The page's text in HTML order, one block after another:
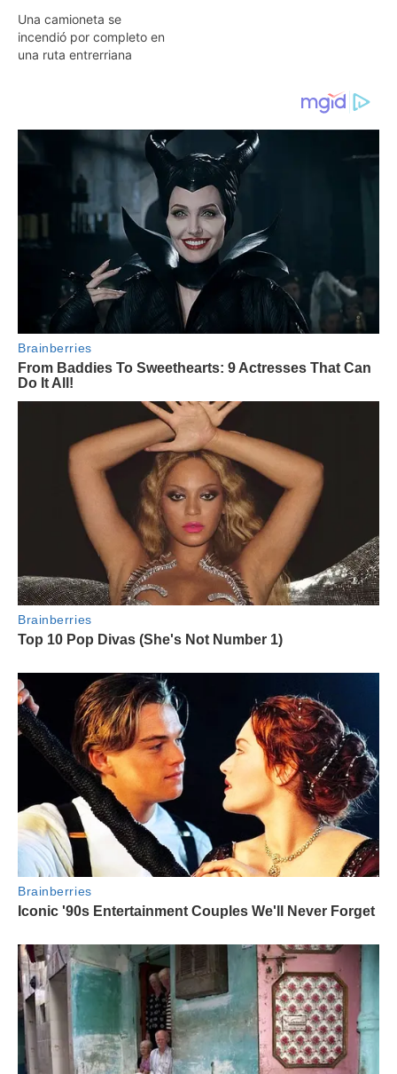
Una camioneta se
incendió por completo en
una ruta entrerriana